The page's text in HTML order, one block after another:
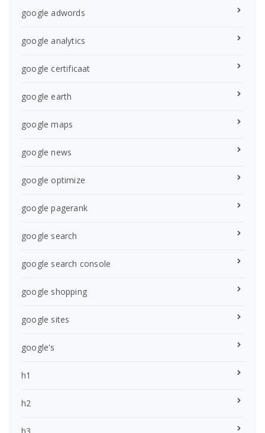
google adwords
google analytics
google certificaat
google earth
google maps
google news
google optimize
google pagerank
google search
google search console
google shopping
google sites
google's
h1
h2